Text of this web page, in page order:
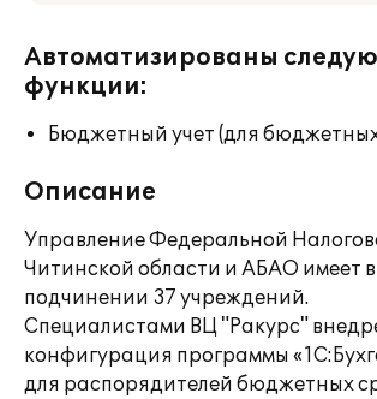
Автоматизированы
функции:
Бюджетный учет (для
Описание
Управление Федеральной
Читинской области и АБАО имеет
подчинении 37 учреждений.
Специалистами ВЦ "Ракурс"
конфигурация программы
для распорядителей бюджетных